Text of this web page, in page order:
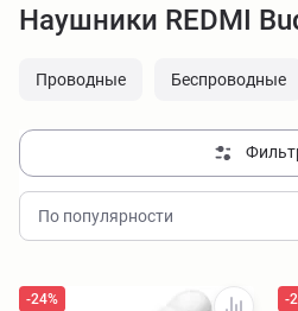
Наушники REDMI
Проводные Беспроводные
По популярности
-24% -